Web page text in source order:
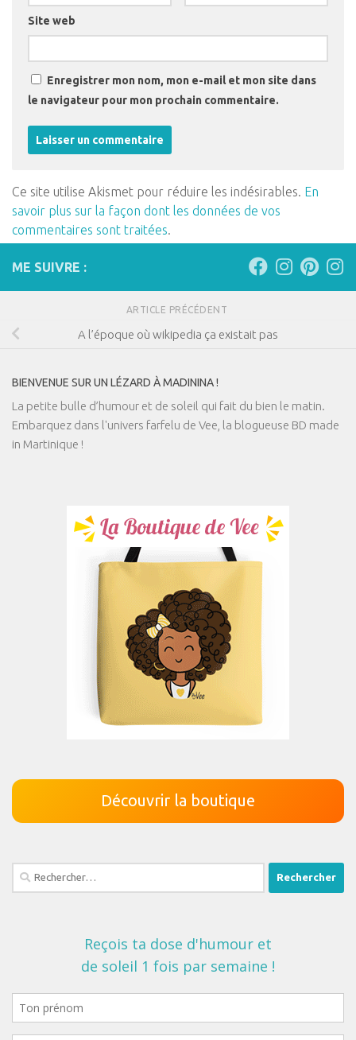
Site web
Enregistrer mon nom, mon e-mail et mon site dans
le navigateur pour mon prochain commentaire.
Ce site utilise Akismet pour réduire les indésirables. En
savoir plus sur la façon dont les données de vos
commentaires sont traitées.
ME SUIVRE :
ARTICLE PRÉCÉDENT
A l’époque où wikipedia ça existait pas
BIENVENUE SUR UN LÉZARD À MADININA !
La petite bulle d’humour et de soleil qui fait du bien le matin.
Embarquez dans l'univers farfelu de Vee, la blogueuse BD made
in Martinique !
Découvrir la boutique
Rechercher :